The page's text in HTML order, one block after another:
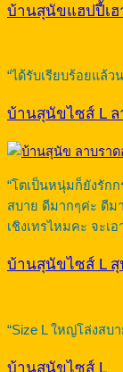
บ้านสุนัขแฮปปี้เฮ
“ได้รับเรียบร้อยแล้
บ้านสุนัขไซส์ L ล
“โตเป็นหนุ่มก็ยังรัก
สบาย ดีมากๆค่ะ ดีม
เชิงเทรไหมคะ จะเอ
บ้านสุนัขไซส์ L สุ
“Size L ใหญ่โล่งสบ
บ้านสุนัขไซส์ L